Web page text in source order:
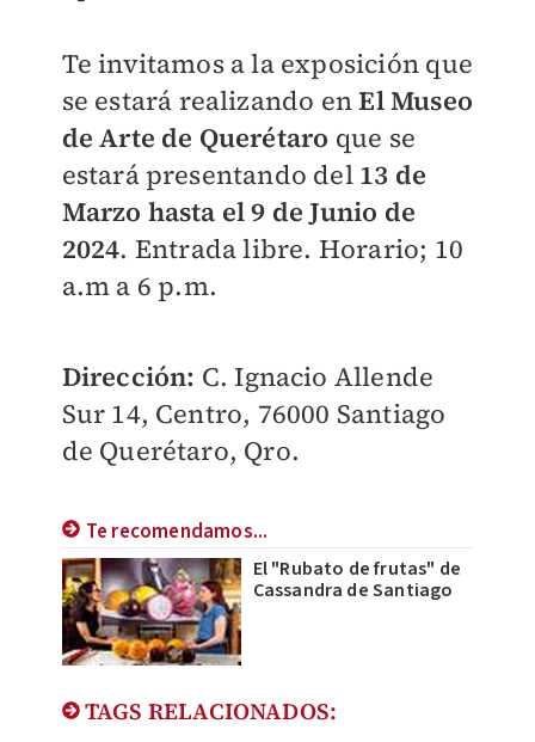
Te invitamos a la exposición que
se estará realizando enEl Museo
de Arte de Querétaro que se
estará presentando del 13 de
Marzo hasta el 9 de Junio de
2024. Entrada libre. Horario; 10
a.m a 6 p.m.
Dirección: C. Ignacio Allende
Sur 14, Centro, 76000 Santiago
de Querétaro, Qro.
Te recomendamos...
El "Rubato de frutas" de
Cassandra de Santiago
TAGS RELACIONADOS: